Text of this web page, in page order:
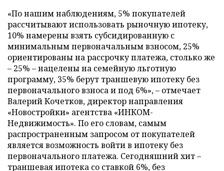
«По нашим наблюдениям, 5% покупателей
рассчитывают использовать рыночную ипотеку,
10% намерены взять субсидированную с
минимальным первоначальным взносом, 25%
ориентированы на рассрочку платежа, столько же
– 25% – нацелены на семейную льготную
программу, 35% берут траншевую ипотеку без
первоначального взноса и под 6%», – отмечает
Валерий Кочетков, директор направления
«Новостройки» агентства «ИНКОМ-
Недвижимость». По его словам, самым
распространенным запросом от покупателей
является возможность войти в ипотеку без
первоначального платежа. Сегодняшний хит –
траншевая ипотека со ставкой 6%, без